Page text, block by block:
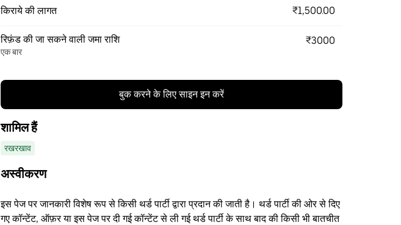
किराये की लागत ₹1,500.00
रिफ़ंड की जा सकने वाली जमा राशि
एक बार
₹3000
बुक करने के लिए साइन इन करें
शामिल हैं
रखरखाव
अस्वीकरण
इस पेज पर जानकारी विशेष रूप से किसी थर्ड पार्टी द्वारा प्रदान की जाती है। थर्ड पार्टी की ओर से दिए
गए कॉन्टेंट, ऑफ़र या इस पेज पर दी गई कॉन्टेंट से ली गई थर्ड पार्टी के साथ बाद की किसी भी बातचीत